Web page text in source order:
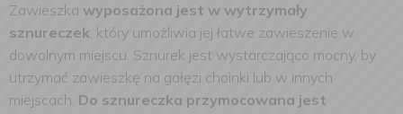
Zawieszka wyposażona jest w wytrzymały
sznureczek, który umożliwia jej łatwe zawieszenie w
dowolnym miejscu. Sznurek jest wystarczająco mocny, by
utrzymać zawieszkę na gałęzi choinki lub w innych
miejscach. Do sznureczka przymocowana jest